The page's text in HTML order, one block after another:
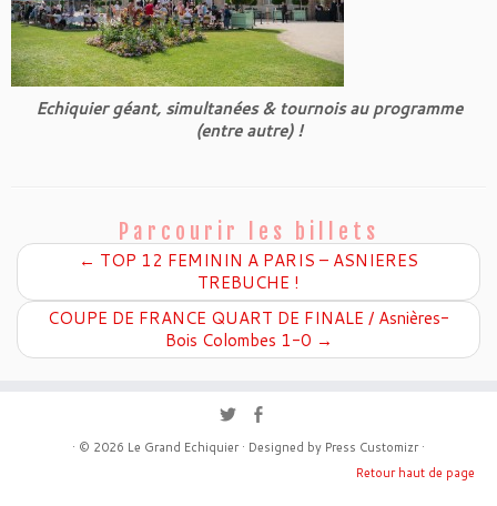
Echiquier géant, simultanées & tournois au programme
(entre autre) !
Parcourir les billets
← TOP 12 FEMININ A PARIS – ASNIERES
TREBUCHE !
COUPE DE FRANCE QUART DE FINALE / Asnières-
Bois Colombes 1-0 →
· © 2026 Le Grand Echiquier· Designed by Press Customizr·
Retour haut de page